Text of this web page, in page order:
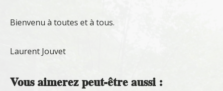
Bienvenu à toutes et à tous.
Laurent Jouvet
Vous aimerez peut-être aussi :